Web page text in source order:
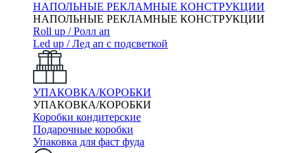
НАПОЛЬНЫЕ РЕКЛАМНЫЕ КОНСТРУКЦИИ
НАПОЛЬНЫЕ РЕКЛАМНЫЕ КОНСТРУКЦИИ
Roll up / Ролл ап
Led up / Лед ап с подсветкой
УПАКОВКА/КОРОБКИ
УПАКОВКА/КОРОБКИ
Коробки кондитерские
Подарочные коробки
Упаковка для фаст фуда